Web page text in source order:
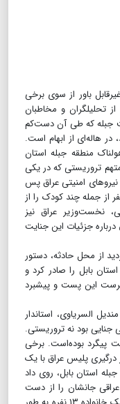
باور از سوی برخی
تحلیلگران و مخاطبان
جبله که طی آن دست‌کم
در هاله‌ای از ابهام است.
منطقه جبله استان
تروریستی که در یکی
امنیتی عراق پس
مسلحانه با تروریست‌ها، اجساد ۲۰نفر از جمله چند کودک را از
نخست‌وزیر عراق نیز
جزئیات این جنایت
از محل حادثه، دستور
بابل را صادر کرد و
این پست و پیشبرد
السریاوی، استاندار
جنایی بود نه تروریستی.
پیگرد بوده‌است. برخی
درگیری پلیس عراق با یک
استان بابل، روی داد
پلیس و ۲۰ شهروند عراقی جانشان را از دست